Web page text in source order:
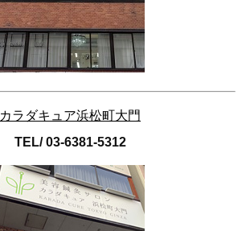
カラダキュア浜松町大門
TEL/ 03-6381-5312